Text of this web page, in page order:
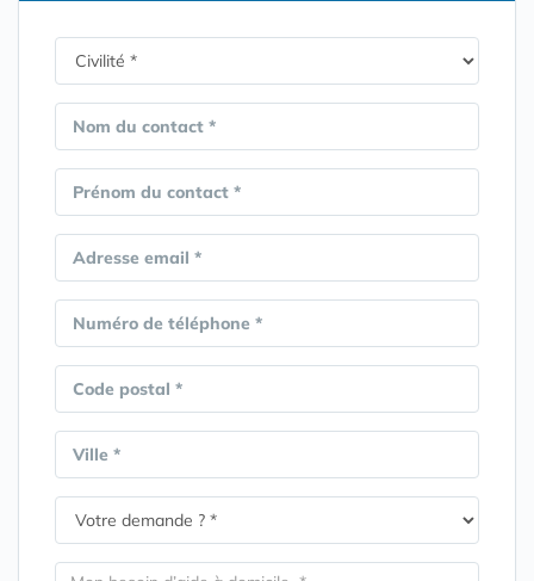
Nom du contact *
Prénom du contact *
Adresse email *
Numéro de téléphone *
Code postal *
Ville *